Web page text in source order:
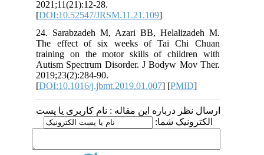
[DOI:10.52547/JRSM.11.21.109
24. Sarabzadeh M, Azari BB,
The effect of six weeks of Tai
training on the motor skills of
Autism Spectrum Disorder. J Bodyw
[DOI:10.1016/j.jbmt.2019.01.007
درباره این مقاله : نام کاربری یا پست